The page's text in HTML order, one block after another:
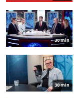
30 min
30 min